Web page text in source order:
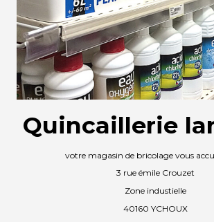
Quincaillerie
votre magasin de bricolage vous
3 rue émile Crouzet
Zone industielle
40160 YCHOUX